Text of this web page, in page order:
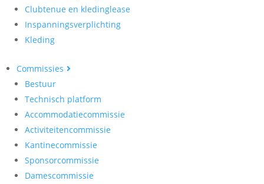
Clubtenue en kledinglease
Inspanningsverplichting
Kleding
Commissies
Bestuur
Technisch platform
Accommodatiecommissie
Activiteitencommissie
Kantinecommissie
Sponsorcommissie
Damescommissie